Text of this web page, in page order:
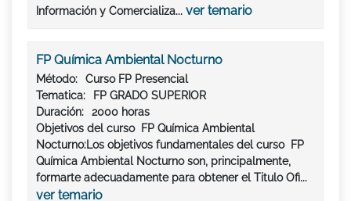
Información y Comercializa... ver temario
FP Química Ambiental Nocturno
Método:
Curso FP Presencial
Tematica:
FP GRADO SUPERIOR
Duración:
2000 horas
Objetivos del curso FP Química Ambiental
Nocturno:Los objetivos fundamentales del curso FP
Química Ambiental Nocturno son, principalmente,
formarte adecuadamente para obtener el Titulo Ofi...
ver temario